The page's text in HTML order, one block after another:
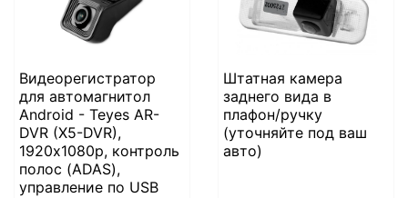
Видеорегистратор
для автомагнитол
Android - Teyes AR-
DVR (X5-DVR),
1920х1080p, контроль
полос (ADAS),
управление по USB
Штатная камера
заднего вида в
плафон/ручку
(уточняйте под ваш
авто)